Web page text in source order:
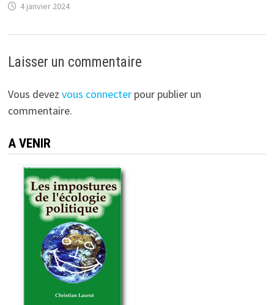
4 janvier 2024
Laisser un commentaire
Vous devez vous connecterpour publier un
commentaire.
A VENIR